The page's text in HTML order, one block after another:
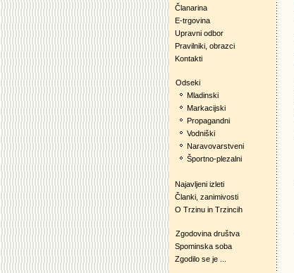
Članarina
E-trgovina
Upravni odbor
Pravilniki, obrazci
Kontakti
Odseki
Mladinski
Markacijski
Propagandni
Vodniški
Naravovarstveni
Športno-plezalni
Najavljeni izleti
Članki, zanimivosti
O Trzinu in Trzincih
Zgodovina društva
Spominska soba
Zgodilo se je ...